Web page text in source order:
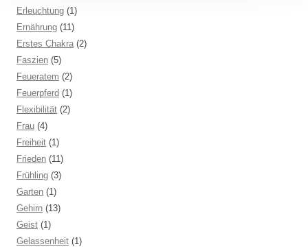
Erleuchtung (1)
Ernährung (11)
Erstes Chakra (2)
Faszien (5)
Feueratem (2)
Feuerpferd (1)
Flexibilität (2)
Frau (4)
Freiheit (1)
Frieden (11)
Frühling (3)
Garten (1)
Gehirn (13)
Geist (1)
Gelassenheit (1)